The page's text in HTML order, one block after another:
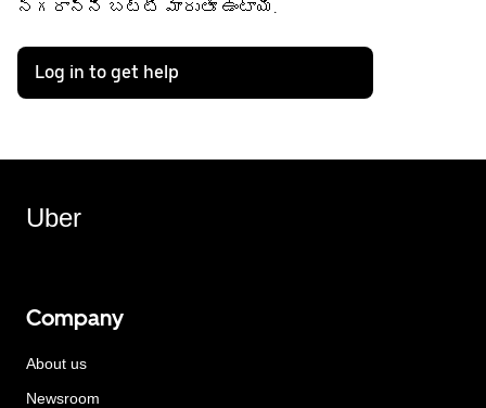
నగరాన్ని బట్టి మారుతూ ఉంటాయి.
Log in to get help
Uber
Company
About us
Newsroom